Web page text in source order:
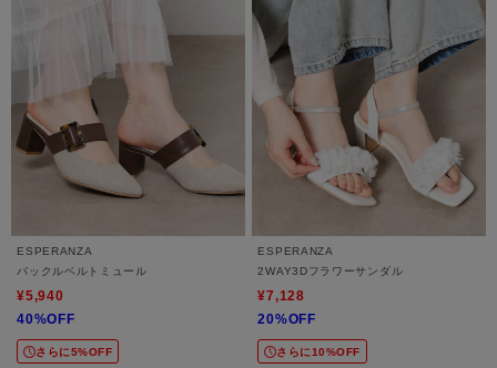
ESPERANZA
バックルベルトミュール
¥5,940
40%OFF
さらに5%OFF
ESPERANZA
2WAY3Dフラワーサンダル
¥7,128
20%OFF
さらに10%OFF